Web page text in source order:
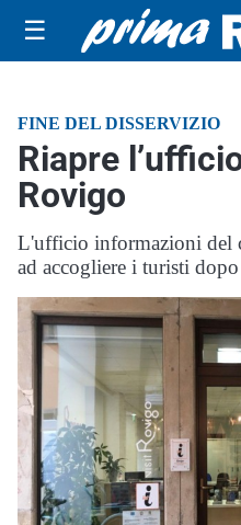
☰
FINE DEL DISSERVIZIO
Riapre
Rovigo
L'ufficio informazioni del
ad accogliere i turisti